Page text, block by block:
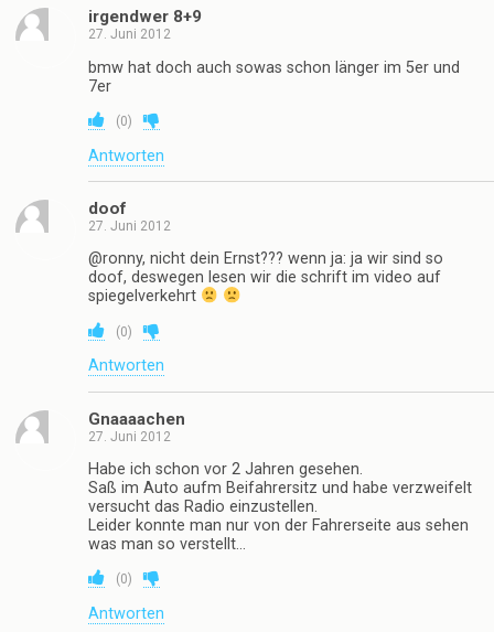
irgendwer 8+9
27. Juni 2012
bmw hat doch auch sowas schon länger im 5er und
7er
(0)
Antworten
doof
27. Juni 2012
@ronny, nicht dein Ernst??? wenn ja: ja wir sind so
doof, deswegen lesen wir die schrift im video auf
spiegelverkehrt
(0)
Antworten
Gnaaaachen
27. Juni 2012
Habe ich schon vor 2 Jahren gesehen.
Saß im Auto aufm Beifahrersitz und habe verzweifelt
versucht das Radio einzustellen.
Leider konnte man nur von der Fahrerseite aus sehen
was man so verstellt…
(0)
Antworten